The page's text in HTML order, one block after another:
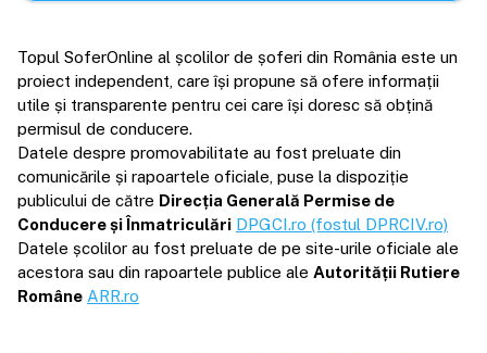
Topul SoferOnline al școlilor de șoferi din România este un
proiect independent, care își propune să ofere informații
utile și transparente pentru cei care își doresc să obțină
permisul de conducere.
Datele despre promovabilitate au fost preluate din
comunicările și rapoartele oficiale, puse la dispoziție
publicului de către Direcția Generală Permise de
Conducere și Înmatriculări DPGCI.ro (fostul DPRCIV.ro)
Datele școlilor au fost preluate de pe site-urile oficiale ale
acestora sau din rapoartele publice ale Autorității Rutiere
Române ARR.ro